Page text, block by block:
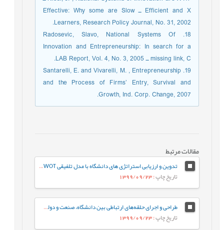
Efficient and X ـ Effective: Why some are Slow
Learners, Research Policy Journal, No. 31, 2002.
18. Radosevic, Slavo, National Systems Of
Innovation and Entrepreneurship: In search for a
missing link, C ـ LAB Report, Vol. 4, No. 3, 2005.
19. Santarelli, E. and Vivarelli, M. , Entrepreneurship
and the Process of Firms’ Entry, Survival and
Growth, Ind. Corp. Change, 2007.
مقالات مرتبط
تدوین و ارزیابی استراتژی های دانشگاه با مدل تلفیقی A'WOT
تاریخ چاپ: 1399/09/23
طراحی و اجرای حلقه‌ها‌ی ارتباطی بین دانشگاه، صنعت و دولت برای توسعه ملی
تاریخ چاپ: 1399/09/23